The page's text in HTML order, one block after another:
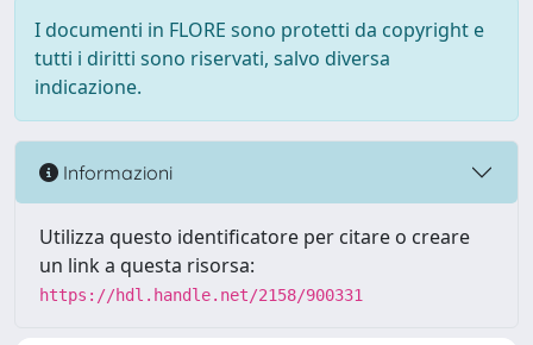
I documenti in FLORE sono protetti da copyright e
tutti i diritti sono riservati, salvo diversa
indicazione.
Informazioni
Utilizza questo identificatore per citare o creare
un link a questa risorsa:
https://hdl.handle.net/2158/900331